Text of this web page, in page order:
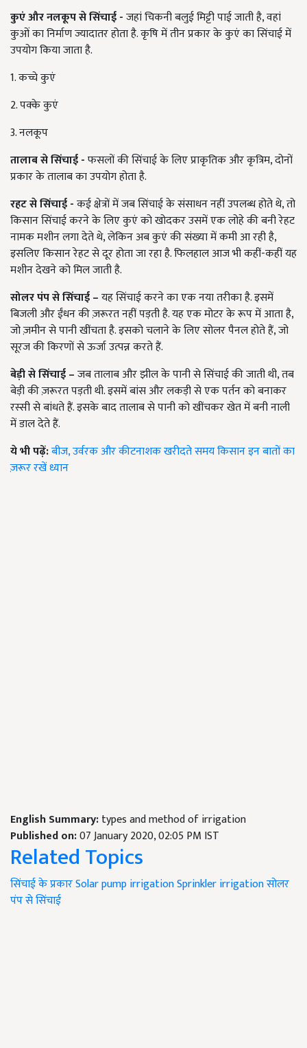
कुएं और नलकूप से सिंचाई -जहां चिकनी बलुई मिट्टी पाई जाती है, वहां
कुओं का निर्माण ज्यादातर होता है. कृषि में तीन प्रकार के कुएं का सिंचाई में
उपयोग किया जाता है.
1. कच्चे कुएं
2. पक्के कुएं
3. नलकूप
तालाब से सिंचाई -फसलों की सिंचाई के लिए प्राकृतिक और कृत्रिम, दोनों
प्रकार के तालाब का उपयोग होता है.
रहट से सिंचाई -कई क्षेत्रों में जब सिंचाई के संसाधन नहीं उपलब्ध होते थे, तो
किसान सिंचाई करने के लिए कुएं को खोदकर उसमें एक लोहे की बनी रेहट
नामक मशीन लगा देते थे, लेकिन अब कुएं की संख्या में कमी आ रही है,
इसलिए किसान रेहट से दूर होता जा रहा है. फिलहाल आज भी कहीं-कहीं यह
मशीन देखने को मिल जाती है.
सोलर पंप से सिंचाई –यह सिंचाई करने का एक नया तरीका है. इसमें
बिजली और ईंधन की ज़रूरत नहीं पड़ती है. यह एक मोटर के रूप में आता है,
जो ज़मीन से पानी खींचता है. इसको चलाने के लिए सोलर पैनल होते हैं, जो
सूरज की किरणों से ऊर्जा उत्पन्न करते हैं.
बेड़ी से सिंचाई –जब तालाब और झील के पानी से सिंचाई की जाती थी, तब
बेड़ी की ज़रूरत पड़ती थी. इसमें बांस और लकड़ी से एक पर्तन को बनाकर
रस्सी से बांधते हैं. इसके बाद तालाब से पानी को खींचकर खेत में बनी नाली
में डाल देते हैं.
ये भी पढ़ें:बीज, उर्वरक और कीटनाशक खरीदते समय किसान इन बातों का
ज़रूर रखें ध्यान
English Summary:types and method of irrigation
Published on:07 January 2020, 02:05 PM IST
Related Topics
सिंचाई के प्रकारSolar pump irrigationSprinkler irrigationसोलर
पंप से सिंचाई